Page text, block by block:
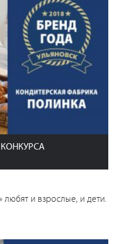
и взрослые, и дети.